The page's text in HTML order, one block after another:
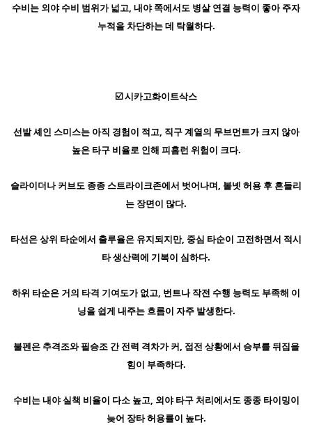
수비는 외야 수비 범위가 넓고, 내야 쪽에서도 병살 연결 능력이 좋아 주자
누적을 차단하는 데 탁월하다.
☑️ 시카고화이트삭스
선발 셰인 스미스는 아직 경험이 적고, 직구 계열의 무브먼트가 크지 않아
높은 타구 비율로 인해 피홈런 위험이 크다.
슬라이더나 커브도 종종 스트라이크존에서 벗어나며, 볼넷 허용 후 흔들리
는 장면이 많다.
타선은 상위 타순에서 출루율은 유지되지만, 중심 타순이 고전하면서 적시
타 생산력에 기복이 심하다.
하위 타순은 거의 타격 기여도가 없고, 번트나 작전 수행 능력도 부족해 이
닝을 쉽게 내주는 흐름이 자주 발생한다.
불펜은 추격조와 필승조 간 전력 격차가 커, 접전 상황에서 승부를 뒤집을
힘이 부족하다.
수비는 내야 실책 비율이 다소 높고, 외야 타구 처리에서도 종종 타이밍이
늦어 장타 허용률이 높다.